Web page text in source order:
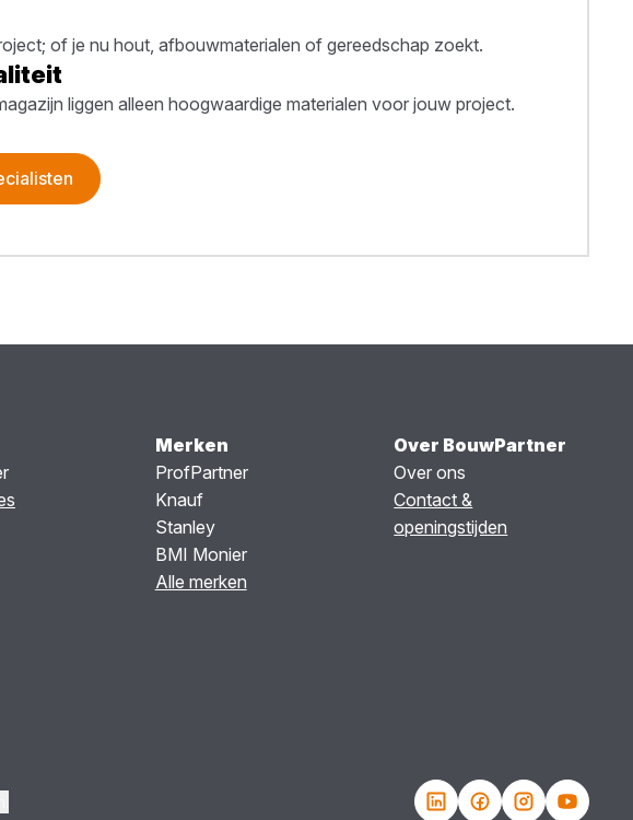
of je nu hout, afbouwmaterialen of gereedschap zoekt.
liggen alleen hoogwaardige materialen voor jouw project.
Merken
ProfPartner
Knauf
Stanley
BMI Monier
Alle merken
Over BouwPartner
Over ons
Contact &
openingstijden